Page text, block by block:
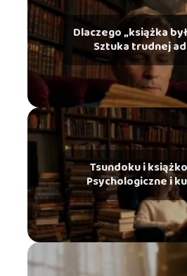
Dlaczego „książka
Sztuka trudnej
literackiej na
Tsundoku i
Psychologiczne i
zjawiska ze świata